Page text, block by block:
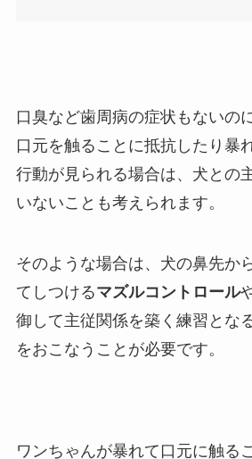
口臭など歯周病の症状もないの
口元を触ることに抵抗したり暴
行動が見られる場合は、犬との
いないことも考えられます。
そのような場合は、犬の鼻先か
てしつけるマズルコントロール
御して主従関係を築く練習とな
をおこなうことが必要です。
ワンちゃんが暴れて口元に触る